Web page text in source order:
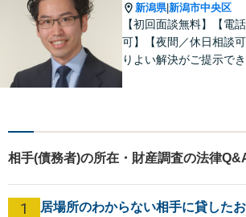
新潟県|新潟市中央区
【初回面談無料】【電
可】【夜間／休日相談
りよい解決がご提示でき
相手(債務者)の所在・財産調査の法律
1
居場所のわからない相手に貸した